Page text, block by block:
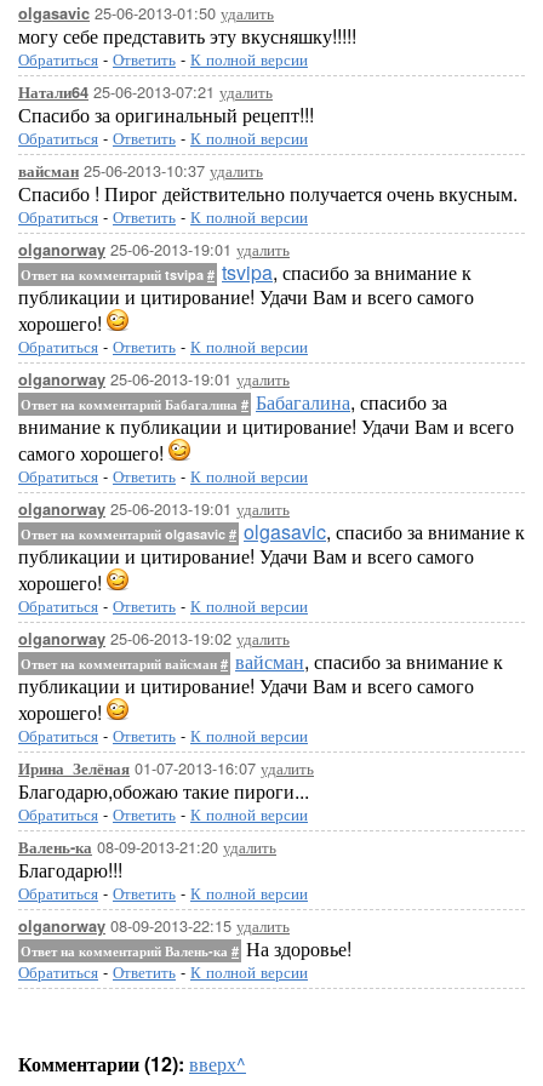
olgasavic 25-06-2013-01:50 удалить
могу себе представить эту вкусняшку!!!!!
Обратиться - Ответить - К полной версии
Натали64 25-06-2013-07:21 удалить
Спасибо за оригинальный рецепт!!!
Обратиться - Ответить - К полной версии
вайсман 25-06-2013-10:37 удалить
Спасибо ! Пирог действительно получается очень вкусным.
Обратиться - Ответить - К полной версии
olganorway 25-06-2013-19:01 удалить
Ответ на комментарий tsvipa # tsvipa, спасибо за внимание к
публикации и цитирование! Удачи Вам и всего самого
хорошего!
Обратиться - Ответить - К полной версии
olganorway 25-06-2013-19:01 удалить
Ответ на комментарий Бабагалина # Бабагалина, спасибо за
внимание к публикации и цитирование! Удачи Вам и всего
самого хорошего!
Обратиться - Ответить - К полной версии
olganorway 25-06-2013-19:01 удалить
Ответ на комментарий olgasavic # olgasavic, спасибо за внимание к
публикации и цитирование! Удачи Вам и всего самого
хорошего!
Обратиться - Ответить - К полной версии
olganorway 25-06-2013-19:02 удалить
Ответ на комментарий вайсман # вайсман, спасибо за внимание к
публикации и цитирование! Удачи Вам и всего самого
хорошего!
Обратиться - Ответить - К полной версии
Ирина_Зелёная 01-07-2013-16:07 удалить
Благодарю,обожаю такие пироги...
Обратиться - Ответить - К полной версии
Валень-ка 08-09-2013-21:20 удалить
Благодарю!!!
Обратиться - Ответить - К полной версии
olganorway 08-09-2013-22:15 удалить
Ответ на комментарий Валень-ка # На здоровье!
Обратиться - Ответить - К полной версии
Комментарии (12): вверх^